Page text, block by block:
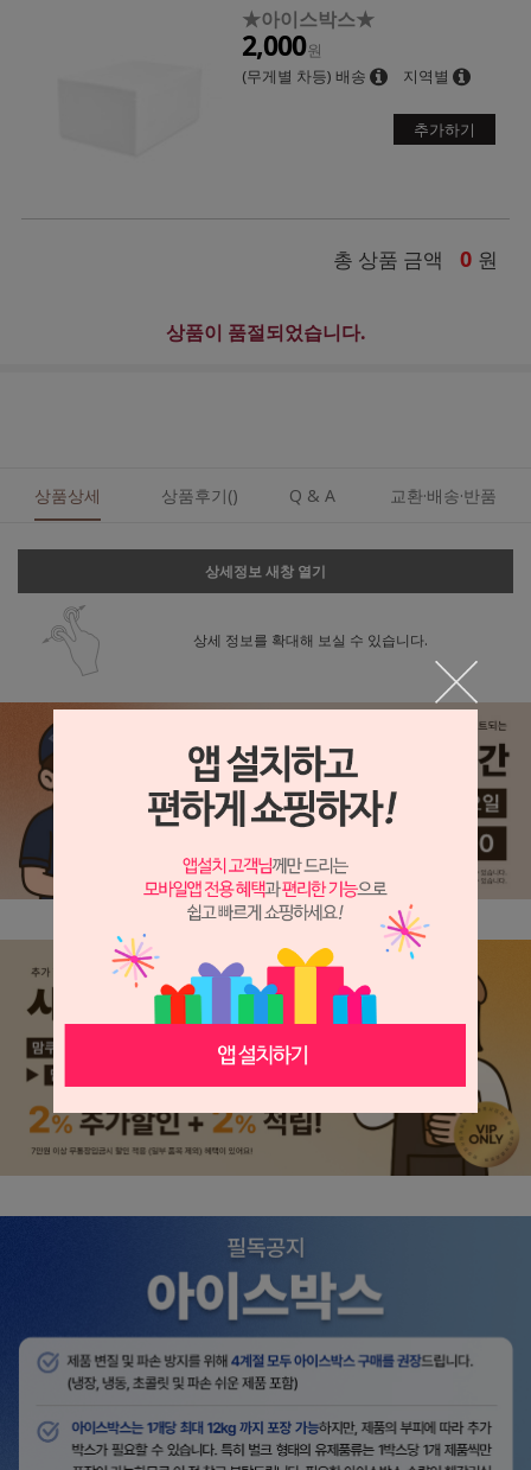
★아이스박스★
2,000원
(무게별 차등) 배송
지역별
추가하기
총 상품 금액 0 원
상품이 품절되었습니다.
상품상세 상품후기() Q & A 교환·배송·반품
상세정보 새창 열기
상세 정보를 확대해 보실 수 있습니다.